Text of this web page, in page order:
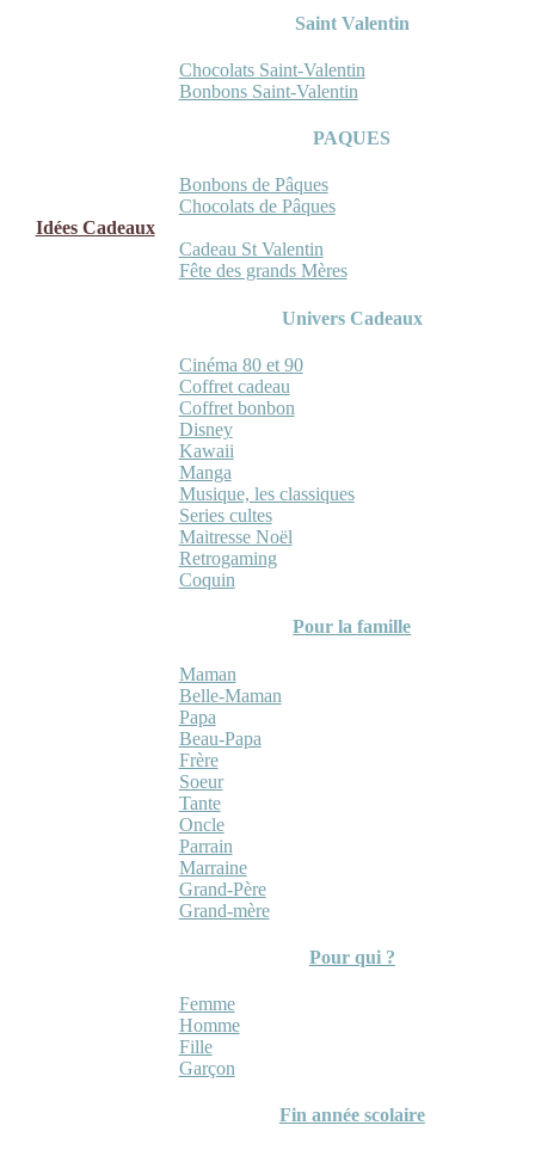
Saint Valentin
Chocolats Saint-Valentin
Bonbons Saint-Valentin
PAQUES
Bonbons de Pâques
Chocolats de Pâques
Idées Cadeaux
Cadeau St Valentin
Fête des grands Mères
Univers Cadeaux
Cinéma 80 et 90
Coffret cadeau
Coffret bonbon
Disney
Kawaii
Manga
Musique, les classiques
Series cultes
Maitresse Noël
Retrogaming
Coquin
Pour la famille
Maman
Belle-Maman
Papa
Beau-Papa
Frère
Soeur
Tante
Oncle
Parrain
Marraine
Grand-Père
Grand-mère
Pour qui ?
Femme
Homme
Fille
Garçon
Fin année scolaire